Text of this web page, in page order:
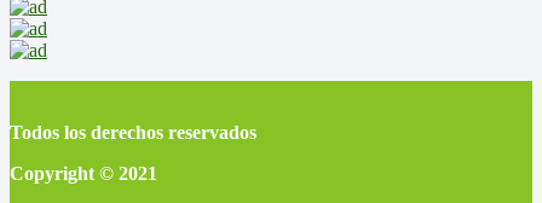
Todos los derechos reservados
Copyright © 2021